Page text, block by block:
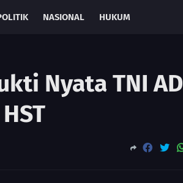
NASIONAL HUKUM
Nyata TNI AD